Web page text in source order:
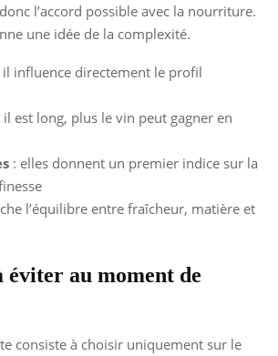
l’accord possible avec la nourriture.
une idée de la complexité.
il influence directement le profil
il est long, plus le vin peut gagner en
: elles donnent un premier indice sur la
l’équilibre entre fraîcheur, matière et
éviter au moment de
consiste à choisir uniquement sur le